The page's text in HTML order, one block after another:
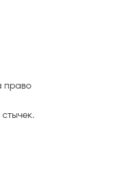
право